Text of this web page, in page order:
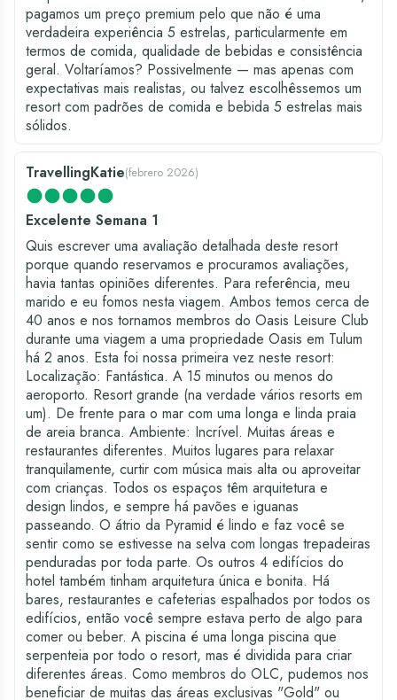
pagamos um preço premium pelo que não é uma
verdadeira experiência 5 estrelas, particularmente em
termos de comida, qualidade de bebidas e consistência
geral. Voltaríamos? Possivelmente — mas apenas com
expectativas mais realistas, ou talvez escolhêssemos um
resort com padrões de comida e bebida 5 estrelas mais
sólidos.
TravellingKatie(febrero 2026)
Excelente Semana 1
Quis escrever uma avaliação detalhada deste resort
porque quando reservamos e procuramos avaliações,
havia tantas opiniões diferentes. Para referência, meu
marido e eu fomos nesta viagem. Ambos temos cerca de
40 anos e nos tornamos membros do Oasis Leisure Club
durante uma viagem a uma propriedade Oasis em Tulum
há 2 anos. Esta foi nossa primeira vez neste resort:
Localização: Fantástica. A 15 minutos ou menos do
aeroporto. Resort grande (na verdade vários resorts em
um). De frente para o mar com uma longa e linda praia
de areia branca. Ambiente: Incrível. Muitas áreas e
restaurantes diferentes. Muitos lugares para relaxar
tranquilamente, curtir com música mais alta ou aproveitar
com crianças. Todos os espaços têm arquitetura e
design lindos, e sempre há pavões e iguanas
passeando. O átrio da Pyramid é lindo e faz você se
sentir como se estivesse na selva com longas trepadeiras
penduradas por toda parte. Os outros 4 edifícios do
hotel também tinham arquitetura única e bonita. Há
bares, restaurantes e cafeterias espalhados por todos os
edifícios, então você sempre estava perto de algo para
comer ou beber. A piscina é uma longa piscina que
serpenteia por todo o resort, mas é dividida para criar
diferentes áreas. Como membros do OLC, pudemos nos
beneficiar de muitas das áreas exclusivas "Gold" ou